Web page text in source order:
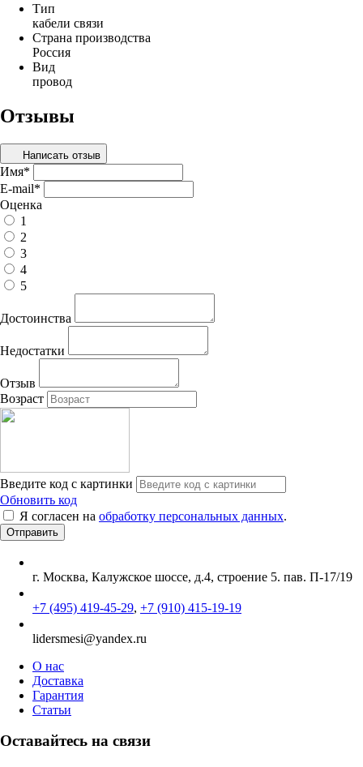
Тип
кабели связи
Страна производства
Россия
Вид
провод
Отзывы
Написать отзыв
Имя*
E-mail*
Оценка
1
2
3
4
5
Достоинства
Недостатки
Отзыв
Возраст
Введите код с картинки
Обновить код
Я согласен на обработку персональных данных.
г. Москва, Калужское шоссе, д.4, строение 5. пав. П-17/19
+7 (495) 419-45-29, +7 (910) 415-19-19
lidersmesi@yandex.ru
О нас
Доставка
Гарантия
Статьи
Оставайтесь на связи